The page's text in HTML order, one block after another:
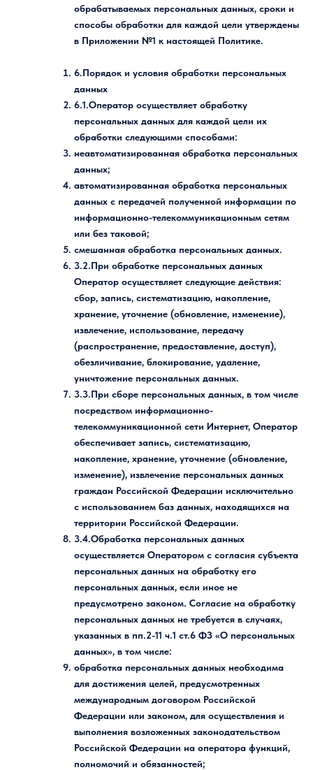
обрабатываемых персональных данных, сроки и
способы обработки для каждой цели утверждены
в Приложении №1 к настоящей Политике.
6.Порядок и условия обработки персональных
данных
6.1.Оператор осуществляет обработку
персональных данных для каждой цели их
обработки следующими способами:
неавтоматизированная обработка персональных
данных;
автоматизированная обработка персональных
данных с передачей полученной информации по
информационно-телекоммуникационным сетям
или без таковой;
смешанная обработка персональных данных.
3.2.При обработке персональных данных
Оператор осуществляет следующие действия:
сбор, запись, систематизацию, накопление,
хранение, уточнение (обновление, изменение),
извлечение, использование, передачу
(распространение, предоставление, доступ),
обезличивание, блокирование, удаление,
уничтожение персональных данных.
3.3.При сборе персональных данных, в том числе
посредством информационно-
телекоммуникационной сети Интернет, Оператор
обеспечивает запись, систематизацию,
накопление, хранение, уточнение (обновление,
изменение), извлечение персональных данных
граждан Российской Федерации исключительно
с использованием баз данных, находящихся на
территории Российской Федерации.
3.4.Обработка персональных данных
осуществляется Оператором с согласия субъекта
персональных данных на обработку его
персональных данных, если иное не
предусмотрено законом. Согласие на обработку
персональных данных не требуется в случаях,
указанных в пп.2-11 ч.1 ст.6 ФЗ «О персональных
данных», в том числе:
обработка персональных данных необходима
для достижения целей, предусмотренных
международным договором Российской
Федерации или законом, для осуществления и
выполнения возложенных законодательством
Российской Федерации на оператора функций,
полномочий и обязанностей;